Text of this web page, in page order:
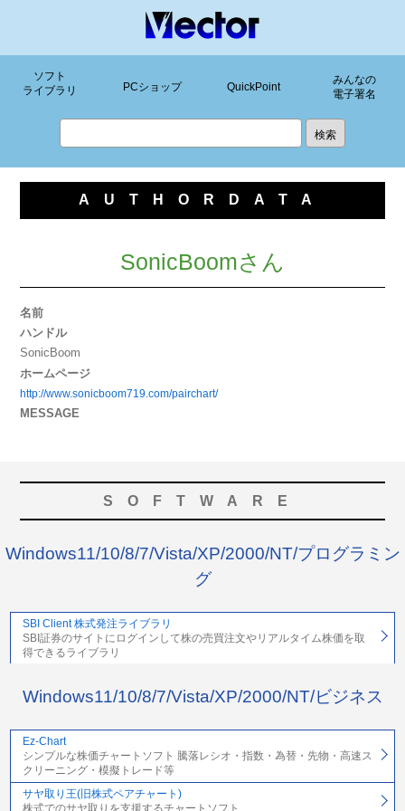
ソフト
ライブラリ
PCショップ QuickPoint
みんなの
電子署名
AUTHORDATA
SonicBoomさん
名前
ハンドル
SonicBoom
ホームページ
http://www.sonicboom719.com/pairchart/
MESSAGE
SOFTWARE
Windows11/10/8/7/Vista/XP/2000/NT/プログラミン
グ
SBI Client 株式発注ライブラリ
SBI証券のサイトにログインして株の売買注文やリアルタイム株価を取
得できるライブラリ
Windows11/10/8/7/Vista/XP/2000/NT/ビジネス
Ez-Chart
シンプルな株価チャートソフト 騰落レシオ・指数・為替・先物・高速ス
クリーニング・模擬トレード等
サヤ取り王(旧株式ペアチャート)
株式でのサヤ取りを支援するチャートソフト